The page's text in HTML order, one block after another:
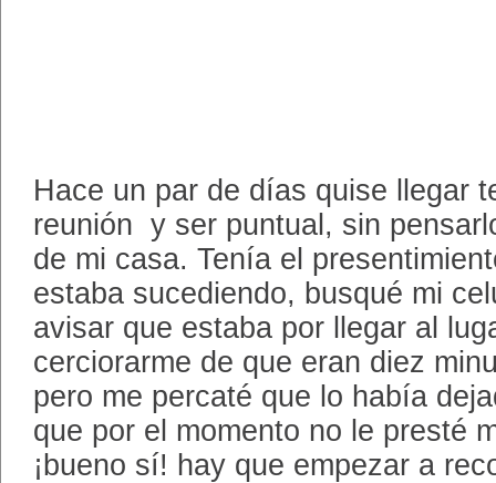
Hace un par de días quise llegar
reunión y ser puntual, sin
de mi casa. Tenía el
estaba sucediendo, busqué mi
avisar que estaba por llegar al
cerciorarme de que eran diez
pero me percaté que lo había
que por el momento no le presté
¡bueno sí! hay que empezar a